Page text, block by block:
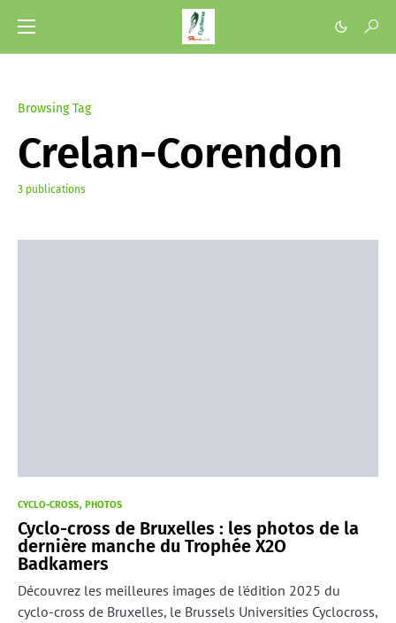
Browsing Tag
Crelan-Corendon
3 publications
CYCLO-CROSS PHOTOS
Cyclo-cross de Bruxelles : les photos de la
dernière manche du Trophée X2O
Badkamers
Découvrez les meilleures images de l'édition 2025 du
cyclo-cross de Bruxelles, le Brussels Universities Cyclocross,